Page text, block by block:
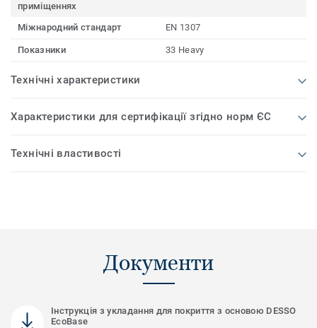
приміщеннях
Міжнародний стандарт
EN 1307
Показники 33 Heavy
Технічні характеристики
Характеристики для сертифікації згідно норм ЄС
Технічні властивості
Документи
Інструкція з укладання для покриття з основою DESSO
EcoBase